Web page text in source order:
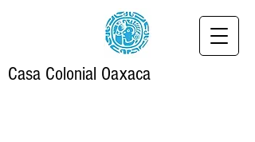
Casa Colonial Oaxaca